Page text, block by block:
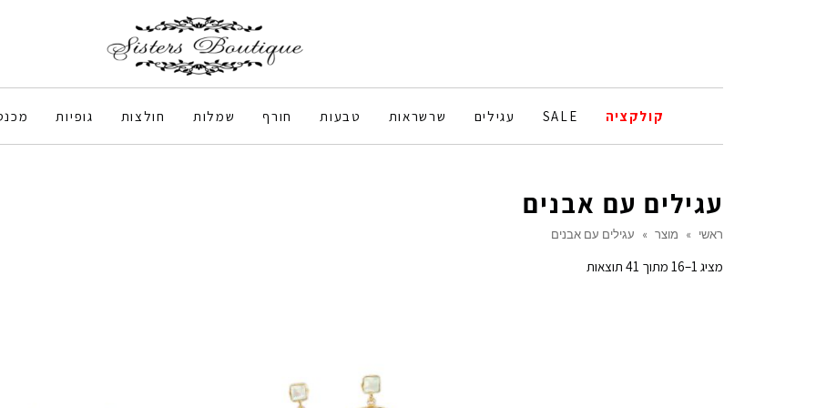
קולקציה SALE עגילים שרשראות טבעות חורף שמלות חולצות גופיות
עגילים עם אבנים
ראשי » מוצר » עגילים עם אבנים
מציג 1–16 מתוך 41 תוצאות